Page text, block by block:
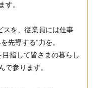
す。
スを、従業員には仕事
先導する”力を。
指して皆さまの暮らし
で参ります。